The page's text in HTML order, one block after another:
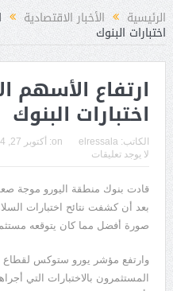
الرئيسية الأخبار الاقتصادية
اختبارات البنوك
ارتفاع الأسهم
اختبارات البنوك
الكاتب: elressala
on: أكتوبر 27, 2014
لا يوجد تعليقات
قادت بنوك منطقة اليورو موجة
بعد أن كشفت نتائح اختبارات
صورة أفضل مما كان يتوقعه
وارتفع مؤشر يورو ستوكس لقطاع
المستثمرون بالاختبارات التي